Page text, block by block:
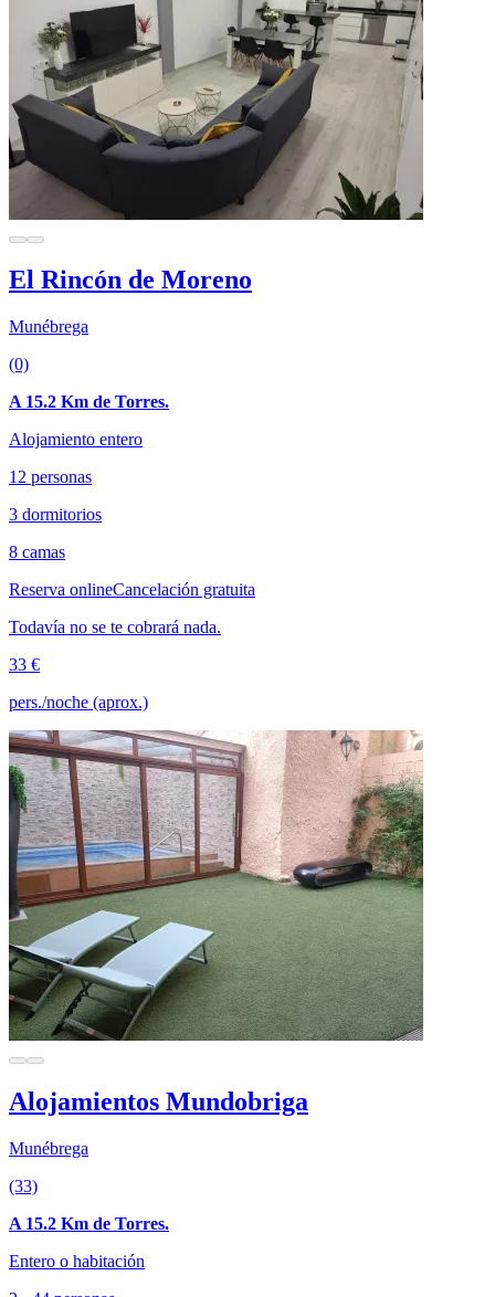
El Rincón de Moreno
Munébrega
(0)
A 15.2 Km de Torres.
Alojamiento entero
12 personas
3 dormitorios
8 camas
Reserva onlineCancelación gratuita
Todavía no se te cobrará nada.
33 €
pers./noche (aprox.)
Alojamientos Mundobriga
Munébrega
(33)
A 15.2 Km de Torres.
Entero o habitación